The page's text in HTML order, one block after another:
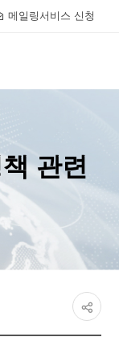
메일링서비스 신청
관련
페이지
공유
share